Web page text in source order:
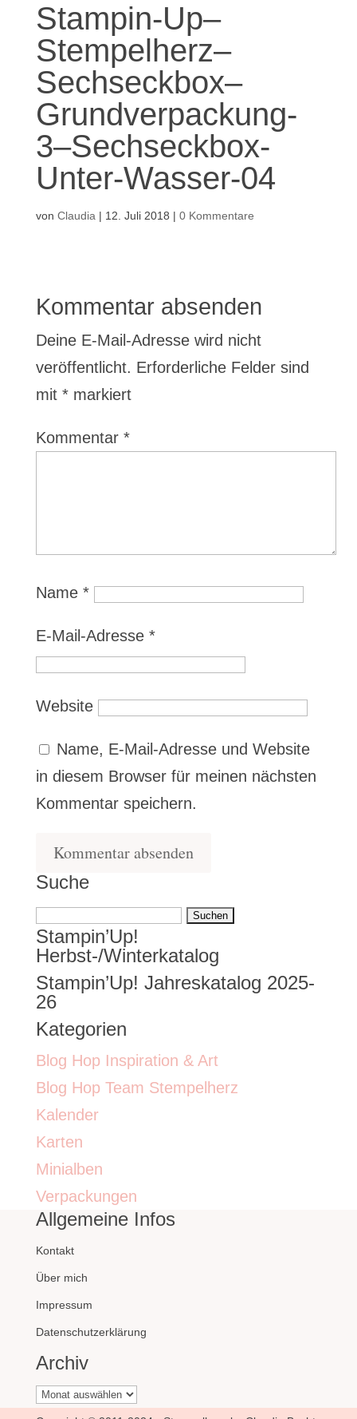
Stampin-Up–
Stempelherz–
Sechseckbox–
Grundverpackung-
3–Sechseckbox-
Unter-Wasser-04
von Claudia | 12. Juli 2018 | 0 Kommentare
Kommentar absenden
Deine E-Mail-Adresse wird nicht
veröffentlicht. Erforderliche Felder sind
mit *markiert
Kommentar *
Name *
E-Mail-Adresse *
Website
Name, E-Mail-Adresse und Website
in diesem Browser für meinen nächsten
Kommentar speichern.
Suche
Suchen
nach:
Stampin’Up!
Herbst-/Winterkatalog
Stampin’Up! Jahreskatalog 2025-
26
Kategorien
Blog Hop Inspiration & Art
Blog Hop Team Stempelherz
Kalender
Karten
Minialben
Verpackungen
Allgemeine Infos
Kontakt
Über mich
Impressum
Datenschutzerklärung
Archiv
Archiv